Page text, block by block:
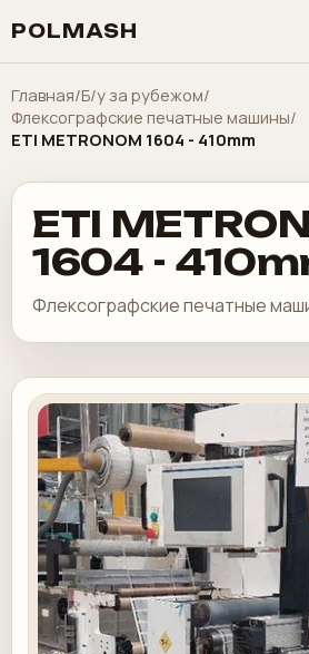
POLMASH
Главная/Б/у за рубежом/
Флексографские печатные машины/
ETI METRONOM 1604 - 410mm
ETI
1604 -
Флексографские печатные